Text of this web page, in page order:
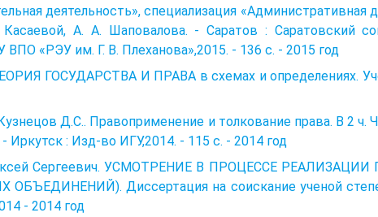
деятельность», специализация
А. А. Шаповалова. - Саратов : Саратовский
«РЭУ им. Г. В. Плеханова»,2015. - 136 с. - 2015 год
ГОСУДАРСТВА И ПРАВА в схемах и определениях.
Д.С.. Правоприменение и толкование права. В 2 ч.
Ир­кутск : Изд-во ИГУ,2014. - 115 с. - 2014 год
Сергеевич. УСМОТРЕНИЕ В ПРОЦЕССЕ
Диссертация на соискание ученой
- 2014 год